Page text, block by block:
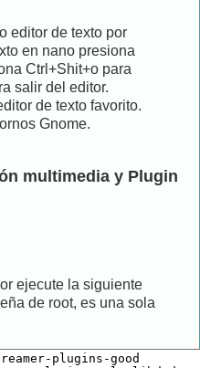
editor de texto por
en nano presiona
Ctrl+Shit+o para
salir del editor.
de texto favorito.
Gnome.
multimedia y Plugin
ejecute la siguiente
de root, es una sola